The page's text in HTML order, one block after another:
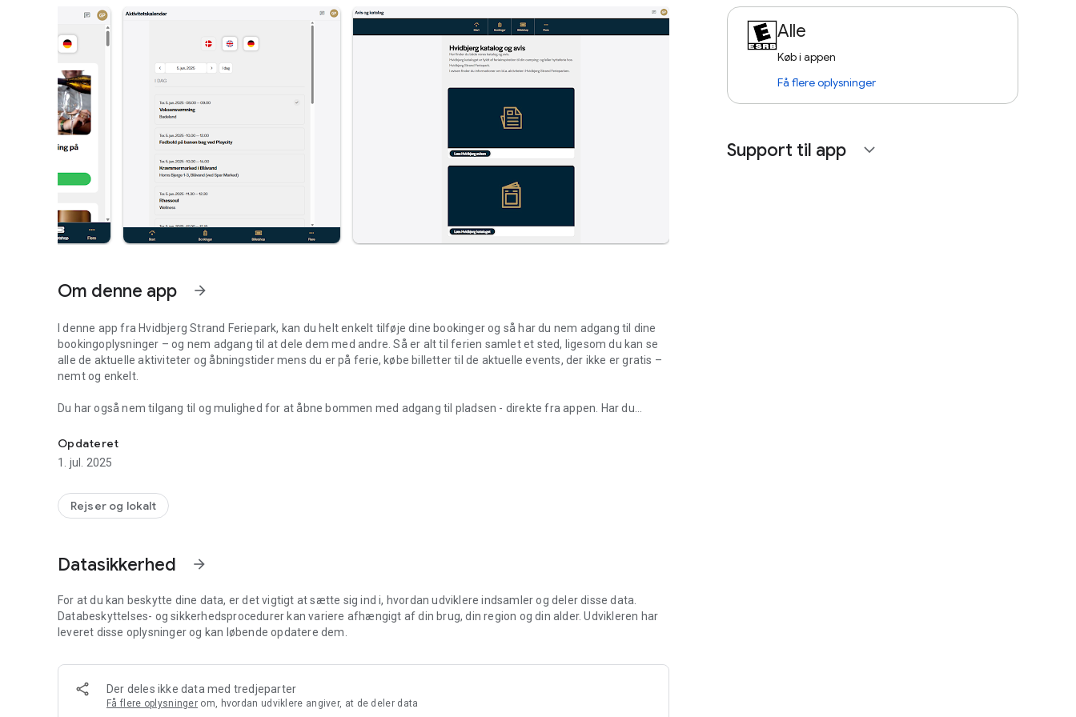
Om denne app arrow_forward
I denne app fra Hvidbjerg Strand Feriepark, kan du helt enkelt tilføje dine bookinger og så har du nem adgang til dine
bookingoplysninger – og nem adgang til at dele dem med andre. Så er alt til ferien samlet et sted, ligesom du kan se
alle de aktuelle aktiviteter og åbningstider mens du er på ferie, købe billetter til de aktuelle events, der ikke er gratis –
nemt og enkelt.
Du har også nem tilgang til og mulighed for at åbne bommen med adgang til pladsen - direkte fra appen. Har du
Med appen får du også adgang til inspiration i det seneste katalog og den aktuelle avis med aktiviteter fra Hvidbjerg
Strand Feriepark.
Har du gavekort til Hvidbjerg Strand Feriepark kan du også opbevare dem i appen, så er der styr på dem.
Opdateret
1. jul. 2025
Rejser og lokalt
Datasikkerhed arrow_forward
For at du kan beskytte dine data, er det vigtigt at sætte sig ind i, hvordan udviklere indsamler og deler disse data.
Databeskyttelses- og sikkerhedsprocedurer kan variere afhængigt af din brug, din region og din alder. Udvikleren har
leveret disse oplysninger og kan løbende opdatere dem.
Der deles ikke data med tredjeparter
Få flere oplysninger om, hvordan udviklere angiver, at de deler data
Alle
Køb i appen
Få flere oplysninger
Support til app expand_more